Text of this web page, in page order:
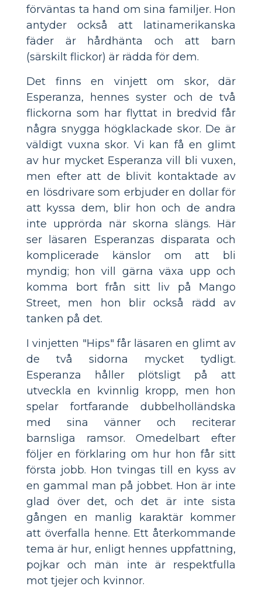
förväntas ta hand om sina familjer. Hon
antyder också att latinamerikanska
fäder är hårdhänta och att barn
(särskilt flickor) är rädda för dem.
Det finns en vinjett om skor, där
Esperanza, hennes syster och de två
flickorna som har flyttat in bredvid får
några snygga högklackade skor. De är
väldigt vuxna skor. Vi kan få en glimt
av hur mycket Esperanza vill bli vuxen,
men efter att de blivit kontaktade av
en lösdrivare som erbjuder en dollar för
att kyssa dem, blir hon och de andra
inte upprörda när skorna slängs. Här
ser läsaren Esperanzas disparata och
komplicerade känslor om att bli
myndig; hon vill gärna växa upp och
komma bort från sitt liv på Mango
Street, men hon blir också rädd av
tanken på det.
I vinjetten "Hips" får läsaren en glimt av
de två sidorna mycket tydligt.
Esperanza håller plötsligt på att
utveckla en kvinnlig kropp, men hon
spelar fortfarande dubbelholländska
med sina vänner och reciterar
barnsliga ramsor. Omedelbart efter
följer en förklaring om hur hon får sitt
första jobb. Hon tvingas till en kyss av
en gammal man på jobbet. Hon är inte
glad över det, och det är inte sista
gången en manlig karaktär kommer
att överfalla henne. Ett återkommande
tema är hur, enligt hennes uppfattning,
pojkar och män inte är respektfulla
mot tjejer och kvinnor.